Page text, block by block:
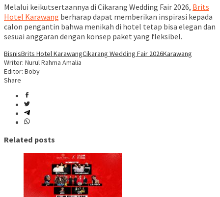
Melalui keikutsertaannya di Cikarang Wedding Fair 2026, Brits
Hotel Karawang berharap dapat memberikan inspirasi kepada
calon pengantin bahwa menikah di hotel tetap bisa elegan dan
sesuai anggaran dengan konsep paket yang fleksibel.
BisnisBrits Hotel KarawangCikarang Wedding Fair 2026Karawang
Writer: Nurul Rahma Amalia
Editor: Boby
Share
Related posts